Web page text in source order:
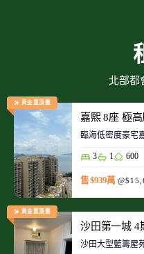
北部都
黃金置頂盤
嘉熙 8座 極
臨海低密度豪宅
3 1 600
售 $939萬
黃金置頂盤
沙田第一城 4
沙田大型藍籌屋